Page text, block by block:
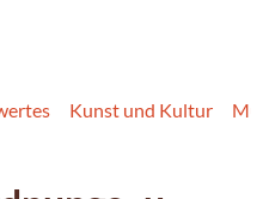
Kunst und Kultur